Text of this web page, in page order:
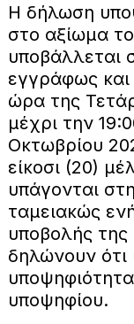
Η δήλωση
στο αξίωμα
υποβάλλεται
εγγράφως και
ώρα της
μέχρι την
Οκτωβρίου
είκοσι (20)
υπάγονται
ταμειακώς
υποβολής
δηλώνουν ότι
υποψηφίου.